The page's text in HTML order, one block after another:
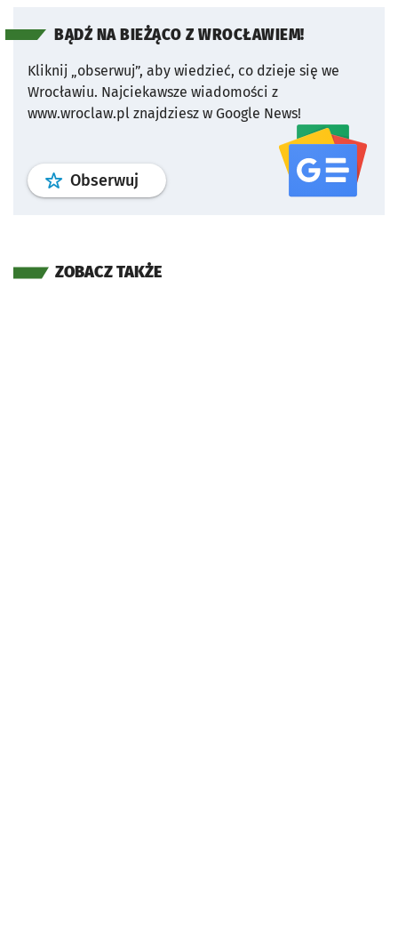
BĄDŹ NA BIEŻĄCO Z WROCŁAWIEM!
Kliknij „obserwuj”, aby wiedzieć, co dzieje się we
Wrocławiu. Najciekawsze wiadomości z
www.wroclaw.pl znajdziesz w Google News!
Obserwuj profil serwisu
ZOBACZ TAKŻE